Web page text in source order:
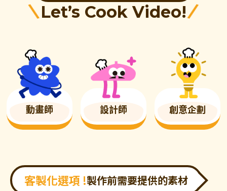
\ Let’s Cook Video! /
動畫師 設計師 創意企劃
客製化選項 !製作前需要提供的素材